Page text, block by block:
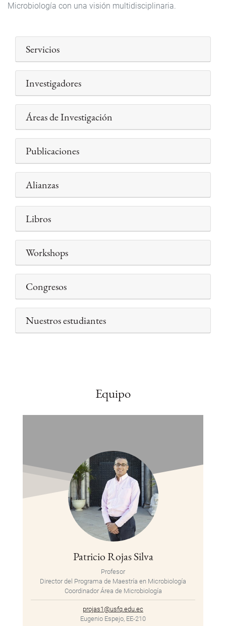
Microbiología con una visión multidisciplinaria.
Servicios
Investigadores
Áreas de Investigación
Publicaciones
Alianzas
Libros
Workshops
Congresos
Nuestros estudiantes
Equipo
Patricio Rojas Silva
Profesor
Director del Programa de Maestría en Microbiología
Coordinador Área de Microbiología
projas1@usfq.edu.ec
Eugenio Espejo, EE-210